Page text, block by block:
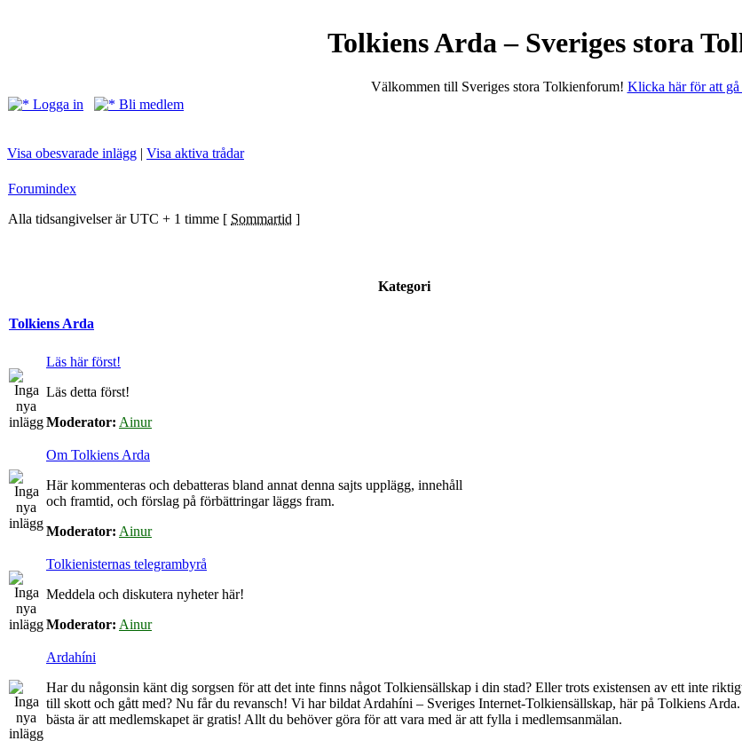
Tolkiens Arda – Sveriges stora
Välkommen till Sveriges stora Tolkienforum! Klicka här för att
Logga in
Bli medlem
Visa obesvarade inlägg | Visa aktiva trådar
Forumindex
Alla tidsangivelser är UTC + 1 timme [ Sommartid ]
Kategori
Tolkiens Arda
Läs här först!
Läs detta först!
Moderator: Ainur
Om Tolkiens Arda
Här kommenteras och debatteras bland annat denna sajts upplägg, innehåll
och framtid, och förslag på förbättringar läggs fram.
Moderator: Ainur
Tolkienisternas telegrambyrå
Meddela och diskutera nyheter här!
Moderator: Ainur
Ardahíni
Har du någonsin känt dig sorgsen för att det inte finns något Tolkiensällskap i din stad? Eller trots existensen av ett inte
till skott och gått med? Nu får du revansch! Vi har bildat Ardahíni – Sveriges Internet-Tolkiensällskap, här på Tolkiens
bästa är att medlemskapet är gratis! Allt du behöver göra för att vara med är att fylla i medlemsanmälan.